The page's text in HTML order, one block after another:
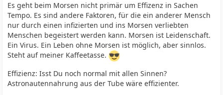
Es geht beim Morsen nicht primär um Effizenz in Sachen
Tempo. Es sind andere Faktoren, für die ein anderer Mensch
nur durch einen infizierten und ins Morsen verliebten
Menschen begeistert werden kann. Morsen ist Leidenschaft.
Ein Virus. Ein Leben ohne Morsen ist möglich, aber sinnlos.
Steht auf meiner Kaffeetasse.
Effizienz: Isst Du noch normal mit allen Sinnen?
Astronautennahrung aus der Tube wäre effizienter.